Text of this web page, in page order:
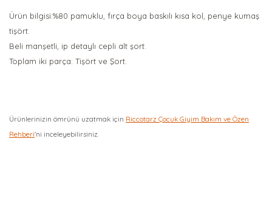
Ürün bilgisi:%80 pamuklu, fırça boya baskılı kısa kol, penye kumaş
tişört.
Beli manşetli, ip detaylı cepli alt şort.
Toplam iki parça: Tişört ve Şort.
Ürünlerinizin ömrünü uzatmak için Riccotarz Çocuk Giyim Bakım ve Özen
Rehberi'ni inceleyebilirsiniz.